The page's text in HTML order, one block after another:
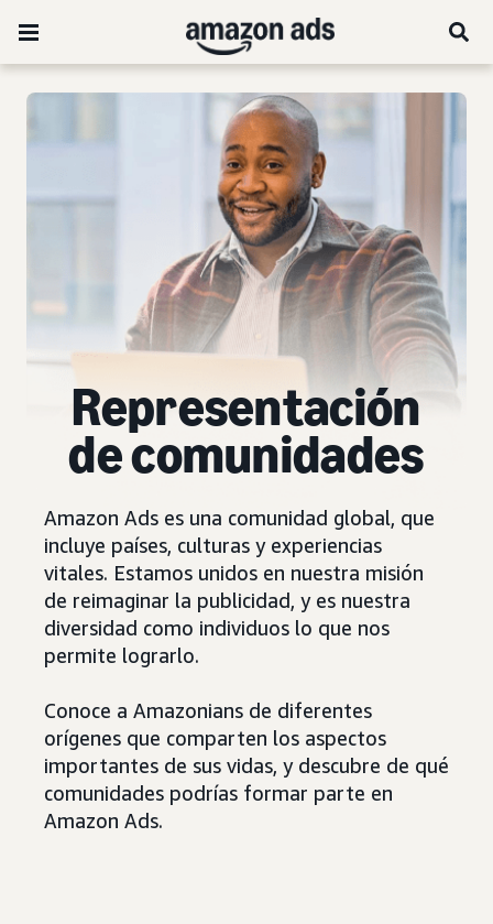
Representación
de comunidades
Amazon Ads es una comunidad global, que
incluye países, culturas y experiencias
vitales. Estamos unidos en nuestra misión
de reimaginar la publicidad, y es nuestra
diversidad como individuos lo que nos
permite lograrlo.
Conoce a Amazonians de diferentes
orígenes que comparten los aspectos
importantes de sus vidas, y descubre de qué
comunidades podrías formar parte en
Amazon Ads.